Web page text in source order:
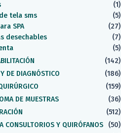
(1)
tela sms
(5)
SPA
(27)
desechables
(7)
(5)
(142)
DE DIAGNÓSTICO
(186)
(159)
DE MUESTRAS
(36)
(512)
CONSULTORIOS Y QUIRÓFANOS
(50)